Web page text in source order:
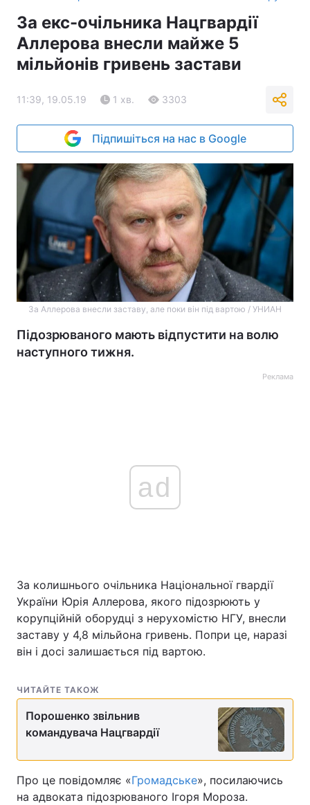
За екс-очільника Нацгвардії
Аллерова внесли майже 5
мільйонів гривень застави
11:39, 19.05.19 1 хв. 3303
Підпишіться на нас в Google
За Аллерова внесли заставу, але поки він під вартою / УНИАН
Підозрюваного мають відпустити на волю
наступного тижня.
Реклама
ad
За колишнього очільника Національної гвардії
України Юрія Аллерова, якого підозрюють у
корупційній оборудці з нерухомістю НГУ, внесли
заставу у 4,8 мільйона гривень. Попри це, наразі
він і досі залишається під вартою.
ЧИТАЙТЕ ТАКОЖ
Порошенко звільнив
командувача Нацгвардії
Про це повідомляє «Громадське», посилаючись
на адвоката підозрюваного Ігоря Мороза.